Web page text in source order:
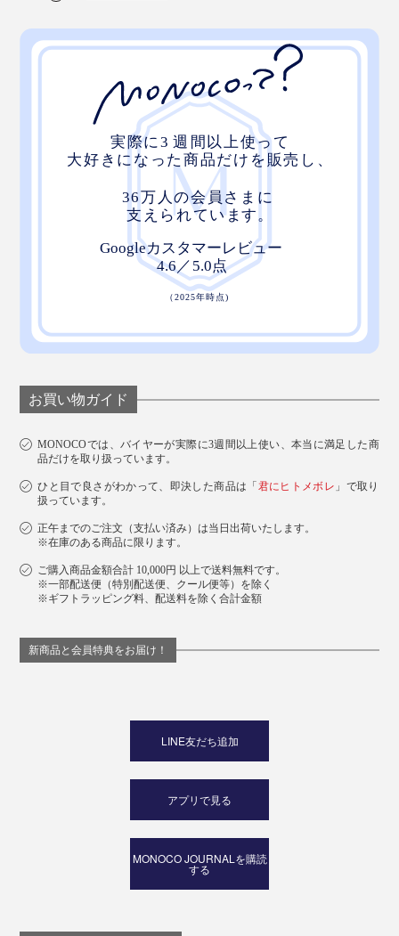
お買い物ガイド
MONOCOでは、バイヤーが実際に3週間以上使い、本当に満足した商
品だけを取り扱っています。
ひと目で良さがわかって、即決した商品は「君にヒトメボレ 」で取り
扱っています。
正午までのご注文（支払い済み）は当日出荷いたします。
※在庫のある商品に限ります。
ご購入商品金額合計 10,000円 以上で送料無料です。
※一部配送便（特別配送便、クール便等）を除く
※ギフトラッピング料、配送料を除く合計金額
新商品と会員特典をお届け！
LINE友だち追加
アプリで見る
MONOCO JOURNALを購読
する